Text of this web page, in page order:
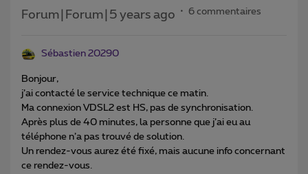
Forum|Forum|5 years ago 6 commentaires
Sébastien 20290
Bonjour,
j’ai contacté le service technique ce matin.
Ma connexion VDSL2 est HS, pas de synchronisation.
Après plus de 40 minutes, la personne que j’ai eu au
téléphone n’a pas trouvé de solution.
Un rendez-vous aurez été fixé, mais aucune info concernant
ce rendez-vous.